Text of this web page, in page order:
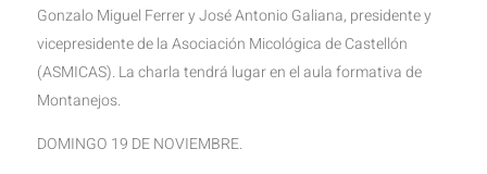
Gonzalo Miguel Ferrer y José Antonio Galiana, presidente y
vicepresidente de la Asociación Micológica de Castellón
(ASMICAS). La charla tendrá lugar en el aula formativa de
Montanejos.
DOMINGO 19 DE NOVIEMBRE.